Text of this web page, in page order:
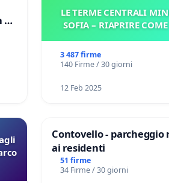
e
LE TERME CENTRALI
SOFIA – RIAPRIRE
3 487 firme
140 Firme / 30 giorni
12 Feb 2025
Contovello - parcheggio
ai residenti
51 firme
34 Firme / 30 giorni